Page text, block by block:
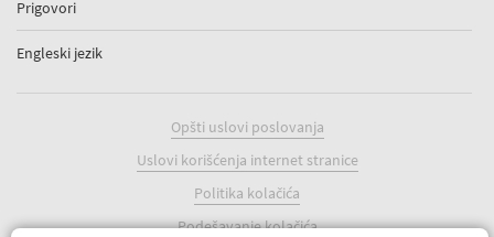
Prigovori
Engleski jezik
Opšti uslovi poslovanja
Uslovi korišćenja internet stranice
Politika kolačića
Podešavanje kolačića